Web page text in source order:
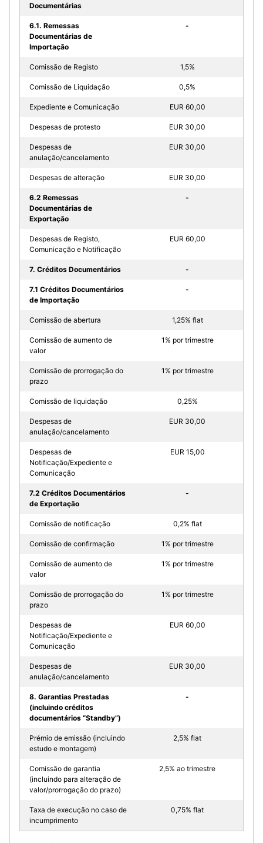
Documentárias
6.1. Remessas
Documentárias de
Importação
-
Comissão de Registo 1,5%
Comissão de Liquidação 0,5%
Expediente e Comunicação EUR 60,00
Despesas de protesto EUR 30,00
Despesas de
anulação/cancelamento
EUR 30,00
Despesas de alteração EUR 30,00
6.2 Remessas
Documentárias de
Exportação
-
Despesas de Registo,
Comunicação e Notificação
EUR 60,00
7. Créditos Documentários -
7.1 Créditos Documentários
de Importação
-
Comissão de abertura 1,25% flat
Comissão de aumento de
valor
1% por trimestre
Comissão de prorrogação do
prazo
1% por trimestre
Comissão de liquidação 0,25%
Despesas de
anulação/cancelamento
EUR 30,00
Despesas de
Notificação/Expediente e
Comunicação
EUR 15,00
7.2 Créditos Documentários
de Exportação
-
Comissão de notificação 0,2% flat
Comissão de confirmação 1% por trimestre
Comissão de aumento de
valor
1% por trimestre
Comissão de prorrogação do
prazo
1% por trimestre
Despesas de
Notificação/Expediente e
Comunicação
EUR 60,00
Despesas de
anulação/cancelamento
EUR 30,00
8. Garantias Prestadas
(incluindo créditos
documentários “Standby”)
-
Prémio de emissão (incluindo
estudo e montagem)
2,5% flat
Comissão de garantia
(incluindo para alteração de
valor/prorrogação do prazo)
2,5% ao trimestre
Taxa de execução no caso de
incumprimento
0,75% flat